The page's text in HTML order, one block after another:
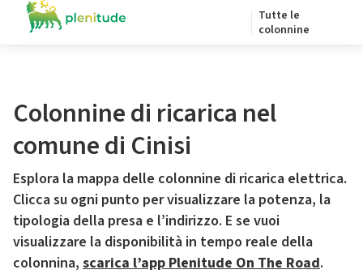
Tutte le
colonnine
Colonnine di ricarica nel
comune di Cinisi
Esplora la mappa delle colonnine di ricarica elettrica.
Clicca su ogni punto per visualizzare la potenza, la
tipologia della presa e l’indirizzo. E se vuoi
visualizzare la disponibilità in tempo reale della
colonnina, scarica l’app Plenitude On The Road.